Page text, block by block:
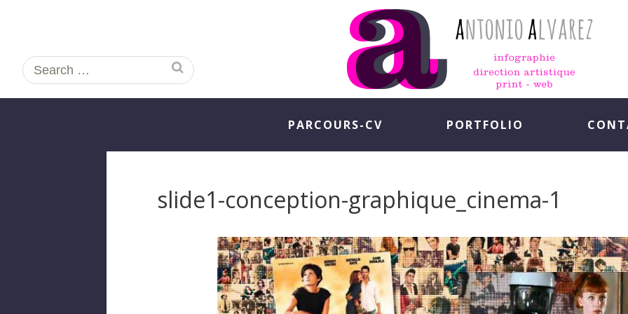
Search
for:
PARCOURS-CV PORTFOLIO
slide1-conception-graphique_cinema-1